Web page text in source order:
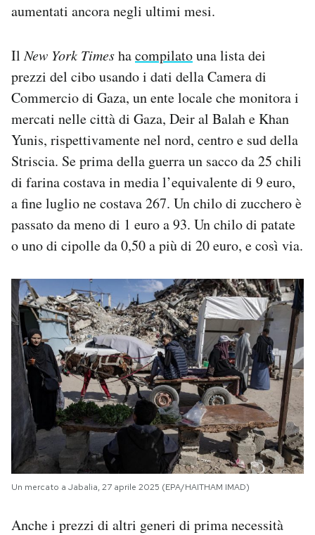
aumentati ancora negli ultimi mesi.
IlNew York Timeshacompilatouna lista dei
prezzi del cibo usando i dati della Camera di
Commercio di Gaza, un ente locale che monitora i
mercati nelle città di Gaza, Deir al Balah e Khan
Yunis, rispettivamente nel nord, centro e sud della
Striscia. Se prima della guerra un sacco da 25 chili
di farina costava in media l’equivalente di 9 euro,
a fine luglio ne costava 267. Un chilo di zucchero è
passato da meno di 1 euro a 93. Un chilo di patate
o uno di cipolle da 0,50 a più di 20 euro, e così via.
Un mercato a Jabalia, 27 aprile 2025 (EPA/HAITHAM IMAD)
Anche i prezzi di altri generi di prima necessità